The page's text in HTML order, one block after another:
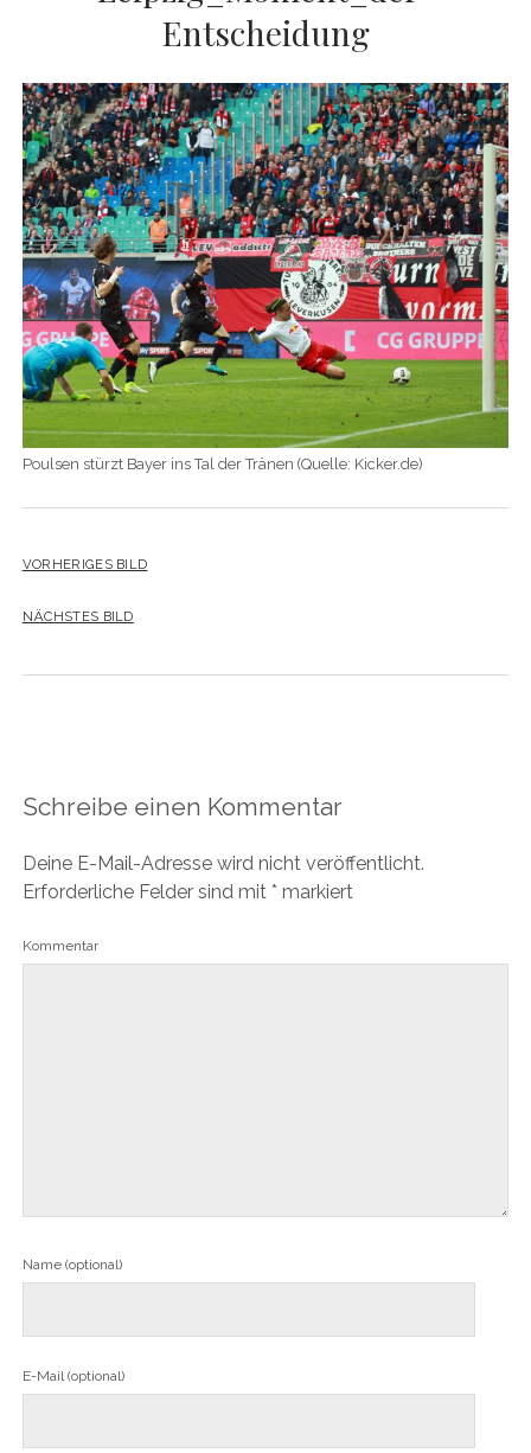
Entscheidung
Poulsen stürzt Bayer ins Tal der Tränen (Quelle: Kicker.de)
VORHERIGES BILD
NÄCHSTES BILD
Schreibe einen Kommentar
Deine E-Mail-Adresse wird nicht veröffentlicht.
Erforderliche Felder sind mit * markiert
Kommentar
Name (optional)
E-Mail (optional)